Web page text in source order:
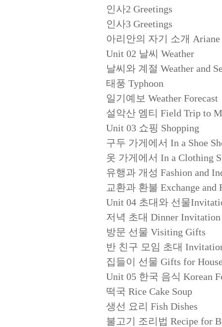
인사2 Greetings
인사3 Greetings
아리안의 자기 소개 Ariane
Unit 02 날씨 Weather
날씨와 계절 Weather and
태풍 Typhoon
일기예보 Weather Forecast
설악산 엠티 Field Trip to
Unit 03 쇼핑 Shopping
구두 가게에서 In a Shoe
옷 가게에서 In a Clothing
유행과 개성 Fashion and
교환과 환불 Exchange and
Unit 04 초대와 선물
저녁 초대 Dinner Invitation
방문 선물 Visiting Gifts
반 친구 모임 초대
집들이 선물 Gifts for
Unit 05 한국 음식 Korean
떡국 Rice Cake Soup
생선 요리 Fish Dishes
불고기 조리법 Recipe for